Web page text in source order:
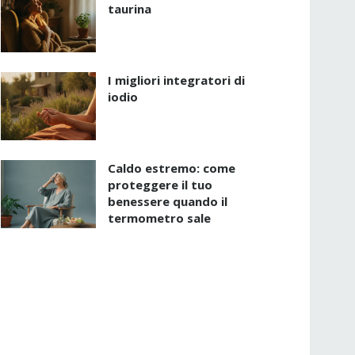
taurina
I migliori integratori di
iodio
Caldo estremo: come
proteggere il tuo
benessere quando il
termometro sale